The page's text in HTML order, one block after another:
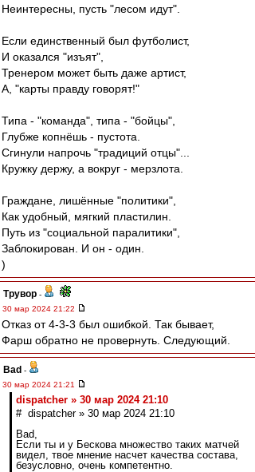
Неинтересны, пусть "лесом идут".
Если единственный был футболист,
И оказался "изъят",
Тренером может быть даже артист,
А, "карты правду говорят!"
Типа - "команда", типа - "бойцы",
Глубже копнёшь - пустота.
Сгинули напрочь "традиций отцы"...
Кружку держу, а вокруг - мерзлота.
Граждане, лишённые "политики",
Как удобный, мягкий пластилин.
Путь из "социальной паралитики",
Заблокирован. И он - один.
)
Трувор -
30 мар 2024 21:22
Отказ от 4-3-3 был ошибкой. Так бывает,
Фарш обратно не провернуть. Следующий.
Bad -
30 мар 2024 21:21
dispatcher » 30 мар 2024 21:10
# dispatcher » 30 мар 2024 21:10
Bad,
Если ты и у Бескова множество таких матчей
видел, твое мнение насчет качества состава,
безусловно, очень компетентно.